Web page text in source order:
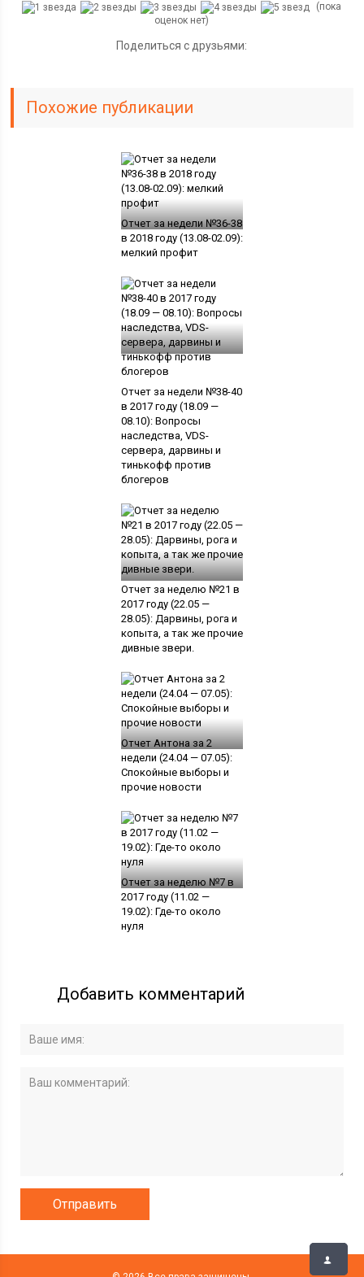
(пока
оценок нет)
Поделиться с друзьями:
Похожие публикации
Отчет за недели №36-38
в 2018 году (13.08-02.09):
мелкий профит
Отчет за недели №38-40
в 2017 году (18.09 —
08.10): Вопросы
наследства, VDS-
сервера, дарвины и
тинькофф против
блогеров
Отчет за неделю №21 в
2017 году (22.05 —
28.05): Дарвины, рога и
копыта, а так же прочие
дивные звери.
Отчет Антона за 2
недели (24.04 — 07.05):
Спокойные выборы и
прочие новости
Отчет за неделю №7 в
2017 году (11.02 —
19.02): Где-то около
нуля
Добавить комментарий